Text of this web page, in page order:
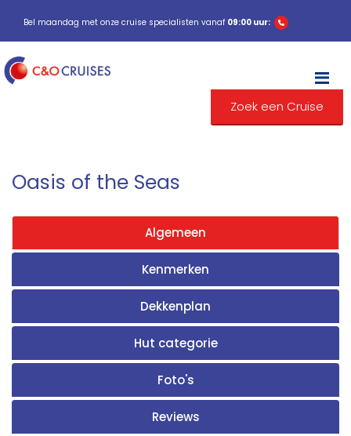
Bel maandag met onze cruise specialisten vanaf 09:00 uur:
Zoek een Cruise
Oasis of the Seas
Algemeen
Kenmerken
Dekkenplan
Hut categorie
Foto's
Reviews